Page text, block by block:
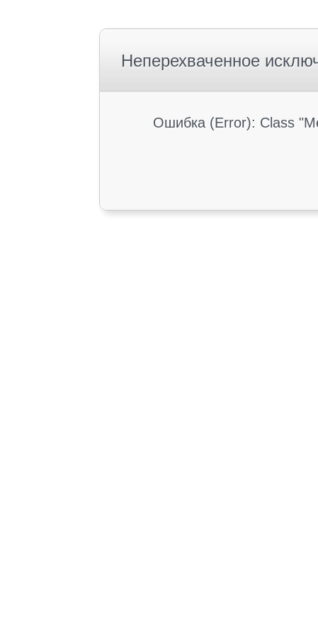
Неперехваченное
Ошибка (Error): Class